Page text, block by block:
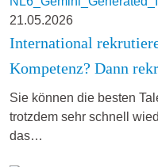
21.05.2026
International
Kompetenz? Dann
Sie können die besten
trotzdem sehr schnell
das…